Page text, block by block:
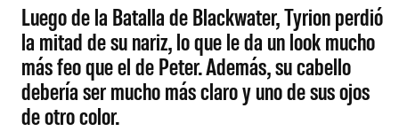
Luego de la Batalla de Blackwater, Tyrion perdió
la mitad de su nariz, lo que le da un look mucho
más feo que el de Peter. Además, su cabello
debería ser mucho más claro y uno de sus ojos
de otro color.